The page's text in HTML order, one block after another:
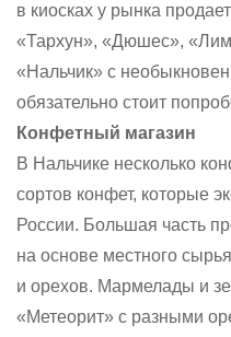
в киосках у рынка
«Тархун», «Дюшес»,
«Нальчик» с
обязательно стоит
Конфетный магазин
В Нальчике несколько
сортов конфет, которые
России. Большая часть
на основе местного
и орехов. Мармелады и
«Метеорит» с разными